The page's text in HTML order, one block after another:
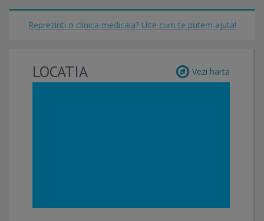
Reprezinti o clinica medicala? Uite cum te putem ajuta!
LOCATIA Vezi harta